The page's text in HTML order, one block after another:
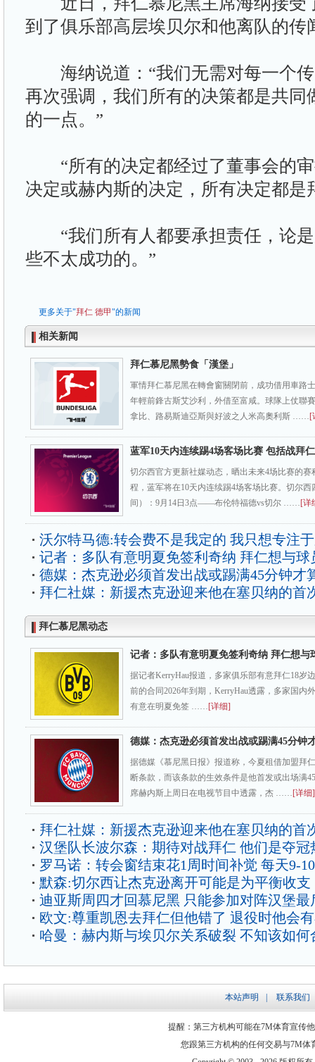
到了俱乐部高层埃贝尔和他离队的传
海纳说道：“我们无需对每一个传
再次强调，我们所有的决策都是共同
的一点。”
“所有的决定都经过了董事会的审
决定或赫内斯的决定，所有决定都是
“我们所有人都要承担责任，论是
些不太成功的。”
更多关于"拜仁 德甲"的新闻
相关新闻
拜仁慕尼黑勢食「漢堡」
軍情拜仁慕尼黑在轉會窗關閉前，成功借用車路
年輕前鋒古斯艾沙利，外借至富咸。球隊上仗聯
拿比、路易斯迪亞斯與好波之人米高奧利斯 ……[
蓝军10天内连续踢4场客场比赛 包括战拜
切尔西官方更新社媒动态，晒出未来4场比赛的
程，蓝军将在10天内连续踢4场客场比赛。切尔
间）：9月14日3点——布伦特福德vs切尔 ……[详
沃尔特马德:转会费不是我定的 我只想专注
记者：多队有意明夏免签利奇纳 拜仁想与球
德媒：杰克逊必须首发出战或踢满45分钟才
拜仁社媒：新援杰克逊迎来他在塞贝纳的首
拜仁慕尼黑动态
记者：多队有意明夏免签利奇纳 拜仁想与
据记者KerryHau报道，多家俱乐部有意拜仁18岁
前的合同2026年到期，KerryHau透露，多家国内
有意在明夏免签 ……[详细]
德媒：杰克逊必须首发出战或踢满45分钟
据德媒《慕尼黑日报》报道称，今夏租借加盟拜
断条款，而该条款的生效条件是他首发或出场满
席赫内斯上周日在电视节目中透露，杰 ……[详细]
拜仁社媒：新援杰克逊迎来他在塞贝纳的首
汉堡队长波尔森：期待对战拜仁 他们是夺冠
罗马诺：转会窗结束花1周时间补觉 每天9-
默森:切尔西让杰克逊离开可能是为平衡收支
迪亚斯周四才回慕尼黑 只能参加对阵汉堡最
欧文:尊重凯恩去拜仁但他错了 退役时他会
哈曼：赫内斯与埃贝尔关系破裂 不知该如何
本站声明 联系我们
提醒：第三方机构可能在7M体育宣传
您跟第三方机构的任何交易与7M